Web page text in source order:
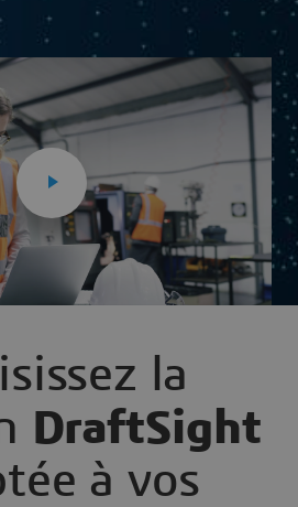
la
DraftSight
à vos